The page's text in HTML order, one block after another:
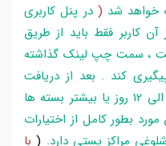
خواهد شد ( در پنل کاربری
کاربر فقط باید از طریق
، سمت چپ لینک گذاشته
با پست پیگیری کند . بعد از دریافت
کدرهگیری 24 رقمی معمولا بین 3 الی 12 روز یا بیشتر بسته ها
بطور کامل از اختیارات
مراکز پستی دارد.
(با